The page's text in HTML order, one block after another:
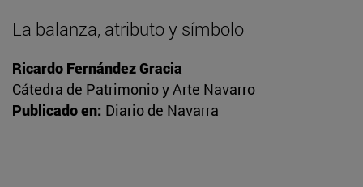
La balanza, atributo y símbolo
Ricardo Fernández Gracia
Cátedra de Patrimonio y Arte Navarro
Publicado en: Diario de Navarra